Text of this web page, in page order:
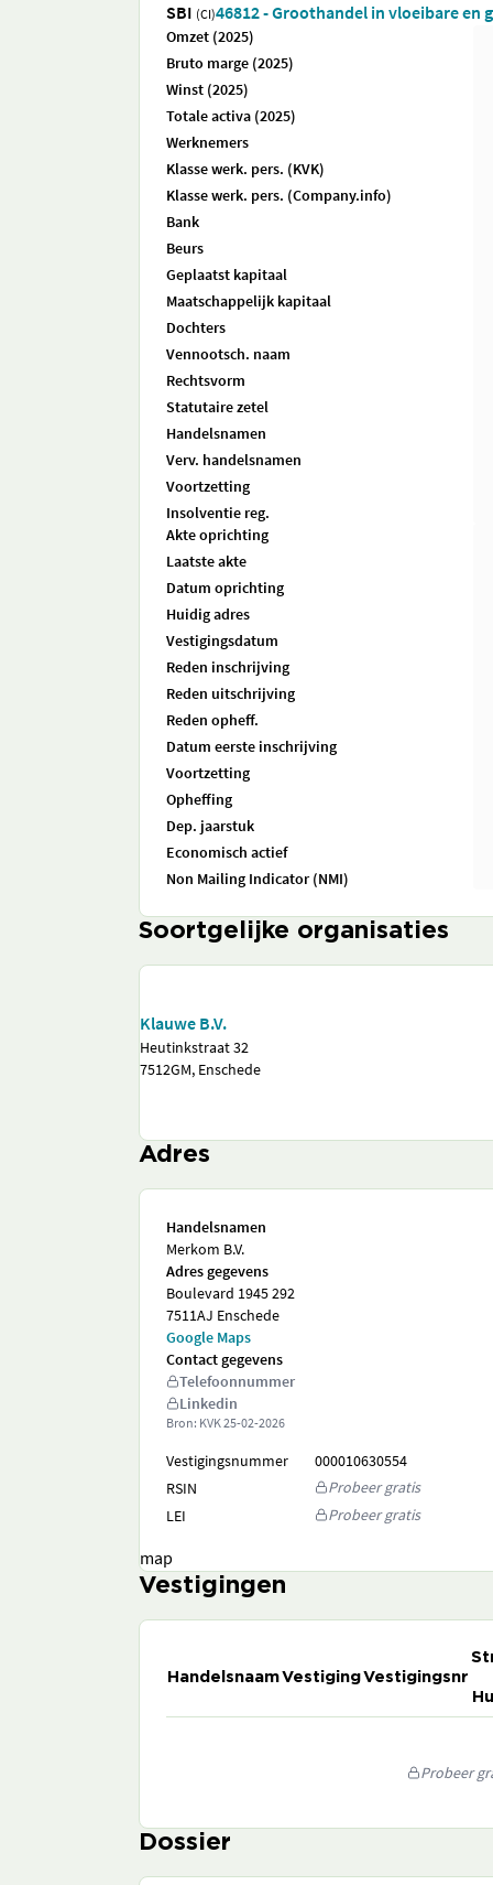
SBI (CI)46812 - Groothandel in vloeibare en
Omzet (2025)
Bruto marge (2025)
Winst (2025)
Totale activa (2025)
Werknemers
Klasse werk. pers. (KVK)
Klasse werk. pers. (Company.info)
Bank
Beurs
Geplaatst kapitaal
Maatschappelijk kapitaal
Dochters
Vennootsch. naam
Rechtsvorm
Statutaire zetel
Handelsnamen
Verv. handelsnamen
Voortzetting
Insolventie reg.
Akte oprichting
Laatste akte
Datum oprichting
Huidig adres
Vestigingsdatum
Reden inschrijving
Reden uitschrijving
Reden opheff.
Datum eerste inschrijving
Voortzetting
Opheffing
Dep. jaarstuk
Economisch actief
Non Mailing Indicator (NMI)
Soortgelijke organisaties
Klauwe B.V.
Heutinkstraat 32
7512GM, Enschede
Adres
Handelsnamen
Merkom B.V.
Adres gegevens
Boulevard 1945 292
7511AJ Enschede
Google Maps
Contact gegevens
Telefoonnummer
Linkedin
Bron: KVK25-02-2026
Vestigingsnummer
000010630554
RSIN
Probeer gratis
LEI
Probeer gratis
map
Vestigingen
HandelsnaamVestigingVestigingsnr
Probeer
Dossier